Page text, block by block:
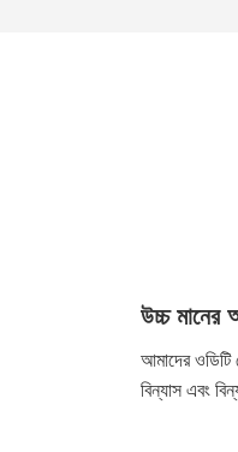
উচ্চ
আমাদের ওডিটি
বিন্যাস এবং